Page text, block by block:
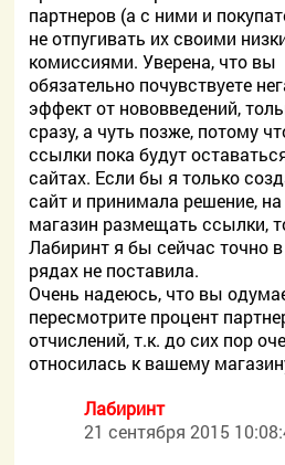
партнеров (а с ними и
не отпугивать их своими
комиссиями. Уверена, что вы
обязательно почувствуете
эффект от нововведений,
сразу, а чуть позже, потому
ссылки пока будут
сайтах. Если бы я только
сайт и принимала решение, на
магазин размещать ссылки,
Лабиринт я бы сейчас точно
рядах не поставила.
Очень надеюсь, что вы
пересмотрите процент
отчислений, т.к. до сих пор
относилась к вашему
Лабиринт
21 сентября 2015